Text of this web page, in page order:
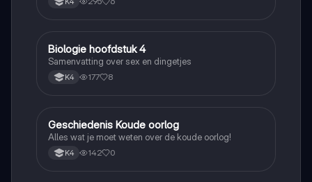
Biologie
Biologie hoofdstuk 4
Samenvatting over sex en dingetjes
K4 177 8
Geschiedenis
Geschiedenis Koude oorlog
Alles wat je moet weten over de koude oorlog!
K4 142 0